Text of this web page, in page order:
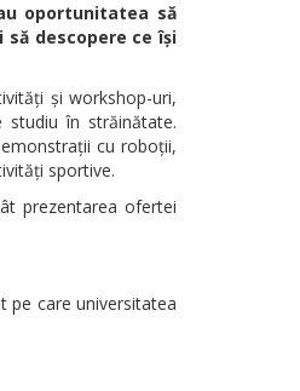
oportunitatea să
descopere ce își
şi workshop-uri,
în străinătate.
cu roboții,
sportive.
prezentarea ofertei
pe care universitatea